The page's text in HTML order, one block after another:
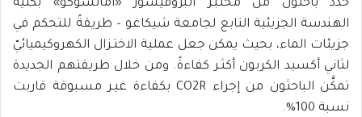
حدد باحثون من مختبـر البروفيسور «أمانشوكو» بكلية
الهندسة الجزيئية التابع لجامعة شيكاغو – طريقةً للتحكم في
جزيئات الماء، بحيث يمكن جعل عملية الاختـزال الكهروكيميائيّ
لثاني أكسيد الكربون أكثـر كفاءةً. ومن خلال طريقتهم الجديدة
تمكَّن الباحثون من إجراء CO2R بكفاءة غيـر مسبوقة قاربت
نسبة 100%.